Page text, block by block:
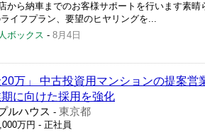
から納車までのお客様サポートを行います素晴
イフプラン、要望のヒヤリングを...
ボックス - 8月4日
20万」 中古投資用マンションの提案
に向けた採用を強化
ルハウス - 東京都
万円 - 正社員